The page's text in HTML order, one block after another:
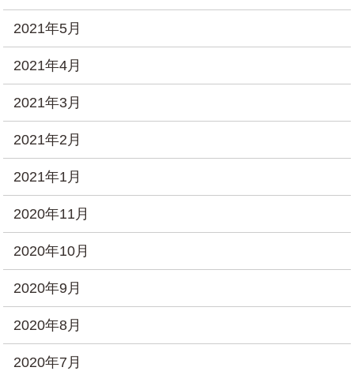
2021年5月
2021年4月
2021年3月
2021年2月
2021年1月
2020年11月
2020年10月
2020年9月
2020年8月
2020年7月